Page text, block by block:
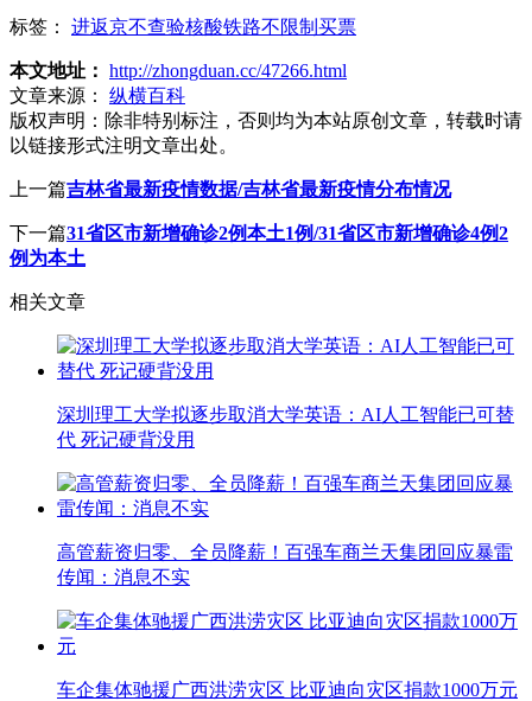
标签： 进返京不查验核酸铁路不限制买票
本文地址： http://zhongduan.cc/47266.html
文章来源：
纵横百科
版权声明： 除非特别标注，否则均为本站原创文章，转载时请
以链接形式注明文章出处。
上一篇吉林省最新疫情数据/吉林省最新疫情分布情况
下一篇31省区市新增确诊2例本土1例/31省区市新增确诊4例2
例为本土
相关文章
深圳理工大学拟逐步取消大学英语：AI人工智能已可替
代 死记硬背没用
高管薪资归零、全员降薪！百强车商兰天集团回应暴雷
传闻：消息不实
车企集体驰援广西洪涝灾区 比亚迪向灾区捐款1000万元